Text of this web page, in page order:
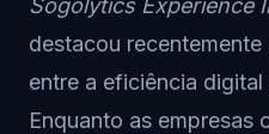
destacou
entre a eficiência digital
Enquanto as empresas